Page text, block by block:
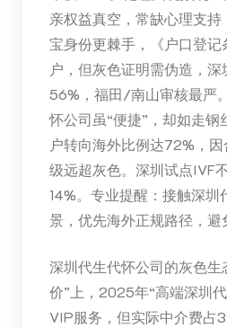
亲权益真空，常缺心理支
宝身份更棘手，《户口登记
户，但灰色证明需伪造，深
56%，福田/南山审核最严
怀公司虽“便捷”，却如走
户转向海外比例达72%，
级远超灰色。深圳试点IVF
14%。专业提醒：接触深圳
景，优先海外正规路径，避
深圳代生代怀公司的灰色生
价”上，2025年“高端深圳
VIP服务，但实际中介费占